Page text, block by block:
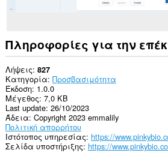
Πληροφορίες για την
Λήψεις 827
Κατηγορία Προσβασιμότητα
Έκδοση 1.0.0
Μέγεθος 7,0 KB
Last update 26/10/2023
Άδεια Copyright 2023 emmalily
Πολιτική απορρήτου
Ιστότοπος υπηρεσίας https://
Σελίδα υποστήριξης https://